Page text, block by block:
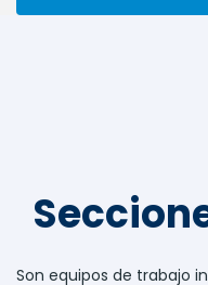
Son equipos de trabajo